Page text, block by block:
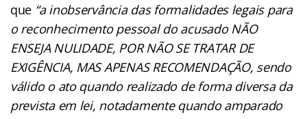
que “a inobservância das formalidades legais para
o reconhecimento pessoal do acusado NÃO
ENSEJA NULIDADE, POR NÃO SE TRATAR DE
EXIGÊNCIA, MAS APENAS RECOMENDAÇÃO, sendo
válido o ato quando realizado de forma diversa da
prevista em lei, notadamente quando amparado